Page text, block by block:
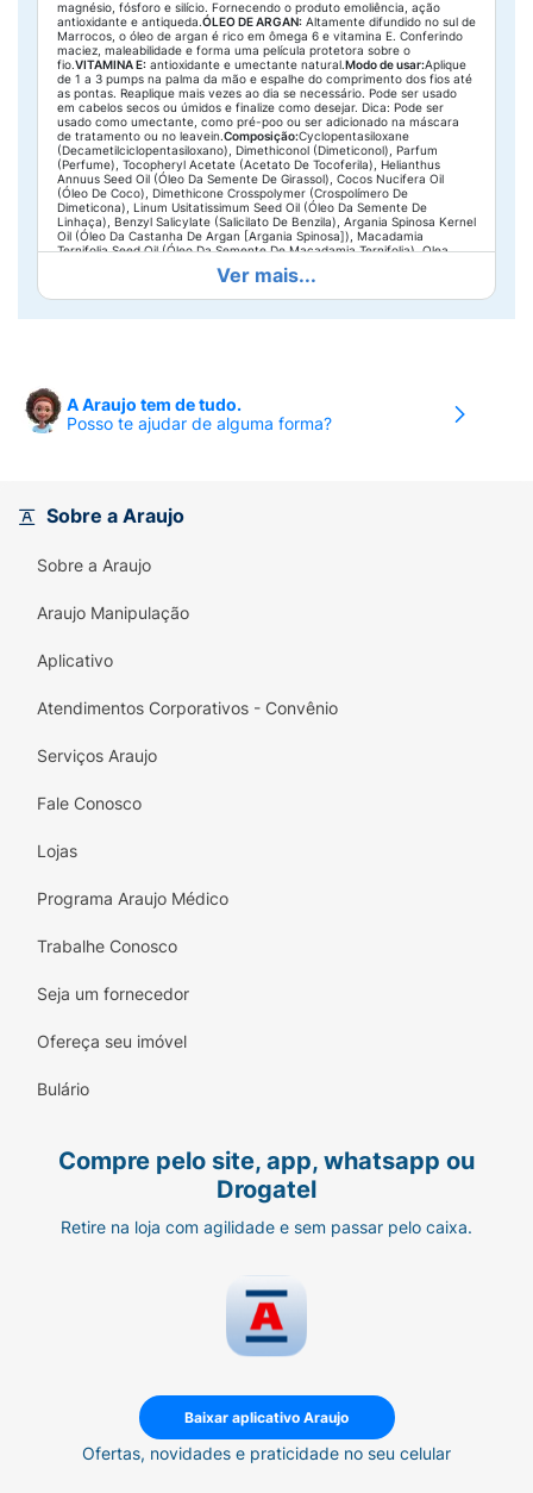
magnésio, fósforo e silício. Fornecendo o produto emoliência, ação
antioxidante e antiqueda.ÓLEO DE ARGAN: Altamente difundido no sul de
Marrocos, o óleo de argan é rico em ômega 6 e vitamina E. Conferindo
maciez, maleabilidade e forma uma película protetora sobre o
fio.VITAMINA E: antioxidante e umectante natural.Modo de usar:Aplique
de 1 a 3 pumps na palma da mão e espalhe do comprimento dos fios até
as pontas. Reaplique mais vezes ao dia se necessário. Pode ser usado
em cabelos secos ou úmidos e finalize como desejar. Dica: Pode ser
usado como umectante, como pré-poo ou ser adicionado na máscara
de tratamento ou no leavein.Composição:Cyclopentasiloxane
(Decametilciclopentasiloxano), Dimethiconol (Dimeticonol), Parfum
(Perfume), Tocopheryl Acetate (Acetato De Tocoferila), Helianthus
Annuus Seed Oil (Óleo Da Semente De Girassol), Cocos Nucifera Oil
(Óleo De Coco), Dimethicone Crosspolymer (Crospolímero De
Dimeticona), Linum Usitatissimum Seed Oil (Óleo Da Semente De
Linhaça), Benzyl Salicylate (Salicilato De Benzila), Argania Spinosa Kernel
Oil (Óleo Da Castanha De Argan [Argania Spinosa]), Macadamia
Ternifolia Seed Oil (Óleo Da Semente De Macadamia Ternifolia), Olea
Europaea Fruit Oil (Óleo Do Fruto De Oliveira), Persea Gratissima Oil
(Óleo De Abacate), Linalool (Linalol), Hydroxycitronellal
Citronellol (Citronelol).
Ver mais...
A Araujo tem de tudo.
Posso te ajudar de alguma forma?
Sobre a Araujo
Sobre a Araujo
Araujo Manipulação
Aplicativo
Atendimentos Corporativos - Convênio
Serviços Araujo
Fale Conosco
Lojas
Programa Araujo Médico
Trabalhe Conosco
Seja um fornecedor
Ofereça seu imóvel
Bulário
Compre pelo site, app, whatsapp ou
Drogatel
Retire na loja com agilidade e sem passar pelo caixa.
Baixar aplicativo Araujo
Ofertas, novidades e praticidade no seu celular